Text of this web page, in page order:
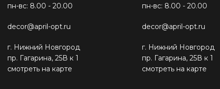
пн-вс: 8.00 - 20.00
decor@april-opt.ru
г. Нижний Новгород
пр. Гагарина, 25В к 1
смотреть на карте
пн-вс: 8.00 - 20.00
decor@april-opt.ru
г. Нижний Новгород
пр. Гагарина, 25В к 1
смотреть на карте